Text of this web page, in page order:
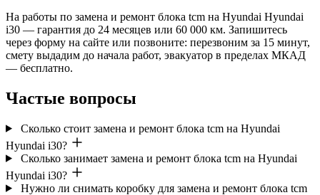
На работы по замена и ремонт блока tcm на Hyundai Hyundai
i30 — гарантия до 24 месяцев или 60 000 км. Запишитесь
через форму на сайте или позвоните: перезвоним за 15 минут,
смету выдадим до начала работ, эвакуатор в пределах МКАД
— бесплатно.
Частые вопросы
Сколько стоит замена и ремонт блока tcm на Hyundai
Hyundai i30?
Сколько занимает замена и ремонт блока tcm на Hyundai
Hyundai i30?
Нужно ли снимать коробку для замена и ремонт блока tcm